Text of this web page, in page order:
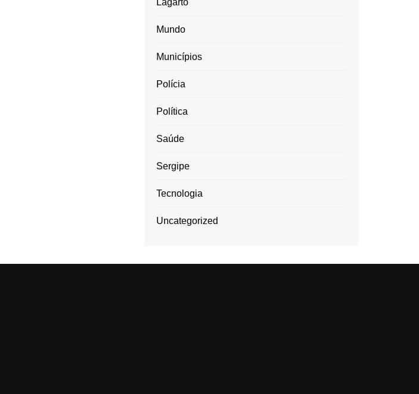
Lagarto
Mundo
Municípios
Polícia
Política
Saúde
Sergipe
Tecnologia
Uncategorized